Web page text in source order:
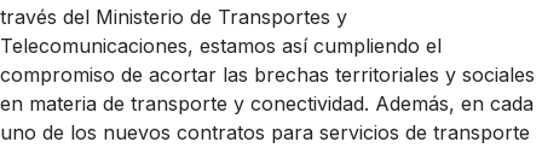
través del Ministerio de Transportes y
Telecomunicaciones, estamos así cumpliendo el
compromiso de acortar las brechas territoriales y sociales
en materia de transporte y conectividad. Además, en cada
uno de los nuevos contratos para servicios de transporte